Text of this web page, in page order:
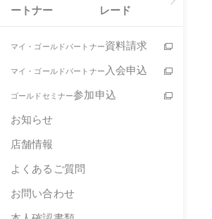
ートナー
レード
マイ・ゴールドパートナー資料請求
マイ・ゴールドパートナー 入会申込
ゴールドセミナー参加申込
お知らせ
店舗情報
よくあるご質問
お問い合わせ